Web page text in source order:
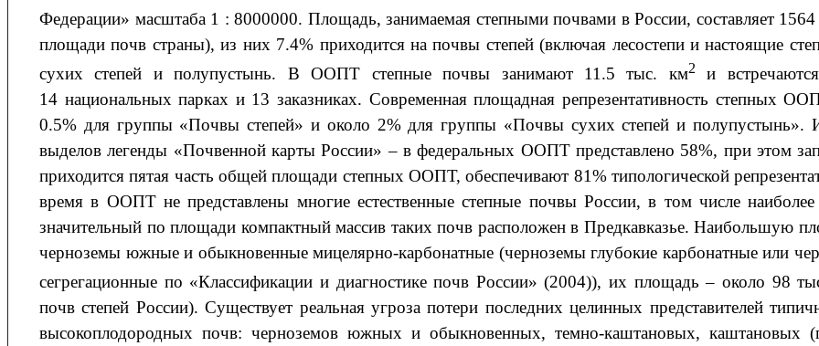
Федерации» масштаба 1 : 8000000. Площадь, занимаемая степными почвами в России, составляет
площади почв страны), из них 7.4% приходится на почвы степей (включая лесостепи и настоящие
сухих степей и полупустынь. В ООПТ степные почвы занимают 11.5 тыс. км2и
14 национальных парках и 13 заказниках. Современная площадная репрезентативность степных
0.5% для группы «Почвы степей» и около 2% для группы «Почвы сухих степей и полупустынь».
выделов легенды «Почвенной карты России» – в федеральных ООПТ представлено 58%, при этом
приходится пятая часть общей площади степных ООПТ, обеспечивают 81% типологической
время в ООПТ не представлены многие естественные степные почвы России, в том числе
значительный по площади компактный массив таких почв расположен в Предкавказье. Наибольшую
черноземы южные и обыкновенные мицелярно-карбонатные (черноземы глубокие карбонатные или
сегрегационные по «Классификации и диагностике почв России» (2004)), их площадь – около 98
почв степей России). Существует реальная угроза потери последних целинных представителей
высокоплодородных почв: черноземов южных и обыкновенных, темно-каштановых, каштановых